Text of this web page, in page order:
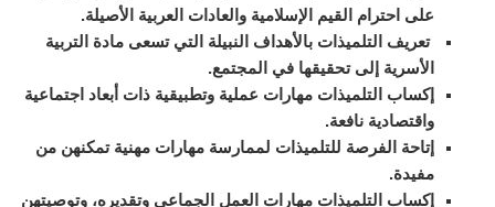
على احترام القيم الإسلامية والعادات العربية الأصيلة.
تعريف التلميذات بالأهداف النبيلة التي تسعى مادة التربية
الأسرية إلى تحقيقها في المجتمع.
إكساب التلميذات مهارات عملية وتطبيقية ذات أبعاد اجتماعية
واقتصادية نافعة.
إتاحة الفرصة للتلميذات لممارسة مهارات مهنية تمكنهن من
مفيدة.
إكساب التلميذات مهارات العمل الجماعي وتقديره، وتوصيتهن